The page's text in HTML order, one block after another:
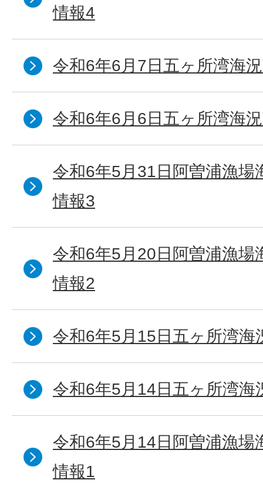
情報4
令和6年6月7日五ヶ所湾海
令和6年6月6日五ヶ所湾海
令和6年5月31日阿曽浦漁場
情報3
令和6年5月20日阿曽浦漁場
情報2
令和6年5月15日五ヶ所湾海
令和6年5月14日五ヶ所湾海
令和6年5月14日阿曽浦漁場
情報1